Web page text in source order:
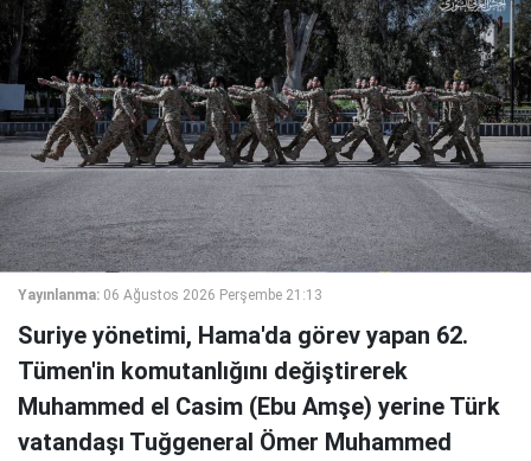
Yayınlanma: 06 Ağustos 2026 Perşembe 21:13
Suriye yönetimi, Hama'da görev yapan 62.
Tümen'in komutanlığını değiştirerek
Muhammed el Casim (Ebu Amşe) yerine Türk
vatandaşı Tuğgeneral Ömer Muhammed